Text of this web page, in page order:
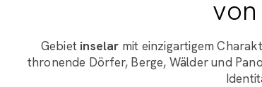
Gebiet inselar mit einzigartigem
thronende Dörfer, Berge, Wälder und